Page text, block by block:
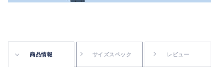
商品情報 サイズスペック レビュー